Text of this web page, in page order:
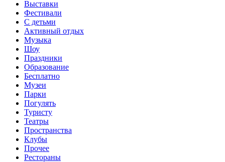
Выставки
Фестивали
С детьми
Активный отдых
Музыка
Шоу
Праздники
Образование
Бесплатно
Музеи
Парки
Погулять
Туристу
Театры
Пространства
Клубы
Прочее
Рестораны